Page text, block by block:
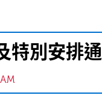
特別安排